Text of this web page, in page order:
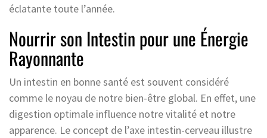
éclatante toute l’année.
Nourrir son Intestin pour une Énergie
Rayonnante
Un intestin en bonne santé est souvent considéré
comme le noyau de notre bien-être global. En effet, une
digestion optimale influence notre vitalité et notre
apparence. Le concept de l’axe intestin-cerveau illustre